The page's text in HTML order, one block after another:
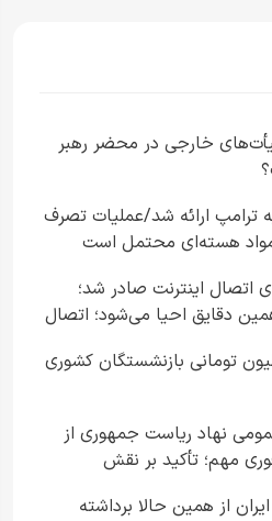
خارجی در محضر رهبر
ارائه شد/عملیات تصرف
هسته‌ای محتمل است
اتصال اینترنت صادر شد؛
دقایق احیا می‌شود؛ اتصال
وام ۷۵ میلیون تومانی بازنشستگان کشوری
نهاد ریاست جمهوری از
مهم؛ تأکید بر نقش
در ارتقای آگاهی عمومی
از همین حالا برداشته